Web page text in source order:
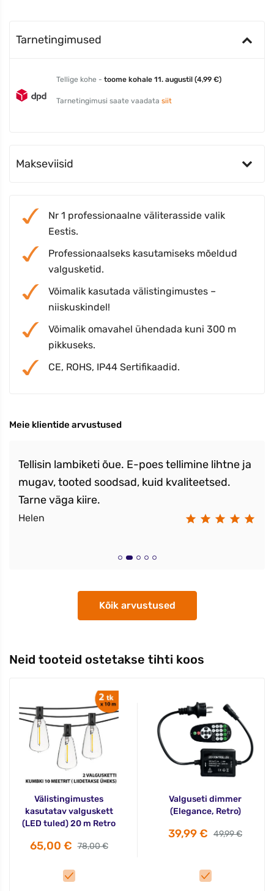
Tarnetingimused
Tellige kohe - toome kohale 11. augustil (4,99 €)
Tarnetingimusi saate vaadata siit
Makseviisid
Nr 1 professionaalne väliterasside valik
Eestis.
Professionaalseks kasutamiseks mõeldud
valgusketid.
Võimalik kasutada välistingimustes –
niiskuskindel!
Võimalik omavahel ühendada kuni 300 m
pikkuseks.
CE, ROHS, IP44 Sertifikaadid.
Meie klientide arvustused
Tellisin lambiketi õue. E-poes tellimine lihtne ja
mugav, tooted soodsad, kuid kvaliteetsed.
Tarne väga kiire.
Helen
Kõik arvustused
Neid tooteid ostetakse tihti koos
Välistingimustes
kasutatav valguskett
(LED tuled) 20 m Retro
65,00 € 78,00 €
Valguseti dimmer
(Elegance, Retro)
39,99 € 49,99 €